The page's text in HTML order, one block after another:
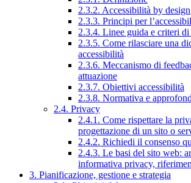
2.3.2. Accessibilità by design
2.3.3. Principi per
2.3.4. Linee guida e criteri di
2.3.5. Come rilasciare una
accessibilità
2.3.6. Meccanismo di
attuazione
2.3.7. Obiettivi accessibilità
2.3.8. Normativa e
2.4. Privacy
2.4.1. Come rispettare la
progettazione di un sito o
2.4.2. Richiedi il consenso
2.4.3. Le basi del sito web:
informativa privacy,
3. Pianificazione, gestione e strategia